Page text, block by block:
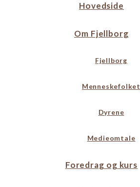
Hovedside
Om Fjellborg
Fjellborg
Menneskefolket
Dyrene
Medieomtale
Foredrag og kurs